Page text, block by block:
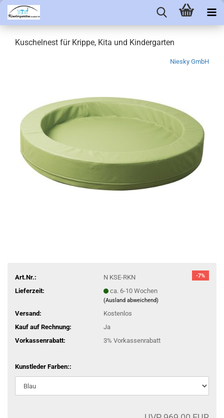
Kuschelnest für Krippe, Kita und Kindergarten
Niesky GmbH
-7%
Art.Nr.:
N KSE-RKN
Lieferzeit:
ca. 6-10 Wochen
(Ausland abweichend)
Versand:
Kostenlos
Kauf auf Rechnung:
Ja
Vorkassenrabatt:
3% Vorkassenrabatt
Kunstleder Farben::